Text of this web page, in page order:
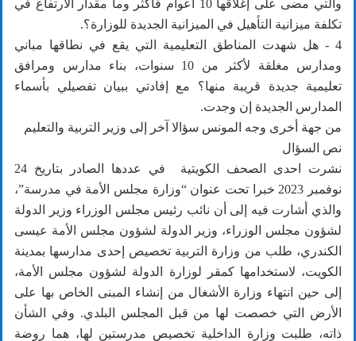
والتي مضى على إغلاقها 10 أعوام فأكثر وما مقدار الارتفاع في
تكلفة ميزانية التأهيل في الميزانية الجديدة للوزارة؟.
4 - هل شهدت المناطق التعليمية التي يقع في نطاقها مباني
ومدارس مغلقة لأكثر من 10 سنوات، بناء مدارس ومرافق
تعليمية جديدة قريبة منها؟ مع إفادتي ببيان تفصيلي بأسماء
المدارس الجديدة إن وجدت.
من جهة أخرى وجه المونس سؤالا آخر إلى وزير التربية والتعليم
نص السؤال
نشرت احدى الصحف الكويتية في عددها الصادر بتاريخ 24
نوفمبر 2023 خبرا تحت عنوان “وزارة مجلس الأمة في مدرسة”،
والذي أشارت فيه إلى أن نائب رئيس مجلس الوزراء وزير الدولة
لشؤون مجلس الوزراء، وزير الدولة لشؤون مجلس الأمة عيسى
الكندري، طلب من وزارة التربية تخصيص إحدى مدارسها بمدينة
الكويت، لاستخدامها كمقر لوزارة الدولة لشؤون مجلس الأمة،
إلى حين انتهاء وزارة الأشغال من إنشاء المبنى الخاص بها على
الأرض التي خصصت لها من قبل المجلس البلدي. وفي الشأن
ذاته، طلبت وزارة الداخلية تخصيص مدرستين لها، هما روضة